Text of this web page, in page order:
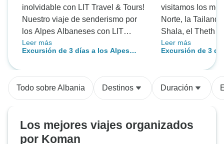
inolvidable con LIT Travel & Tours!
Nuestro viaje de senderismo por
los Alpes Albaneses con LIT
Travel & Tours fue una aventura
fantástica, ¡no podría haber sido
hasta la etapa final, todo estuvo
excepcionalmente bien
personal. Un agradecimiento
especial a nuestro guía Bled, cuya
Leer más
Excursión de 3 días a los Alpes
visitamos los
Norte, la
Shala, el Theth y
hermosa mezcla
naturaleza, este
río, lago, ciudad
lugares de
Leer más
Excursión de 3
Albania: Kruja,
Shkoder , Río
Todo sobre Albania Destinos Duración
Los mejores viajes organizados
por Koman